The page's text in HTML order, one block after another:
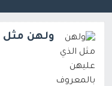
ولهن مثل